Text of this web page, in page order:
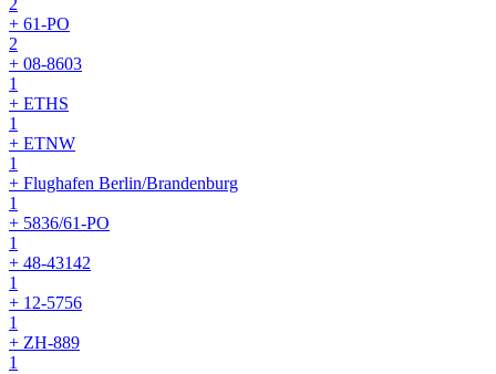
2
+ 61-PO
2
+ 08-8603
1
+ ETHS
1
+ ETNW
1
+ Flughafen Berlin/Brandenburg
1
+ 5836/61-PO
1
+ 48-43142
1
+ 12-5756
1
+ ZH-889
1